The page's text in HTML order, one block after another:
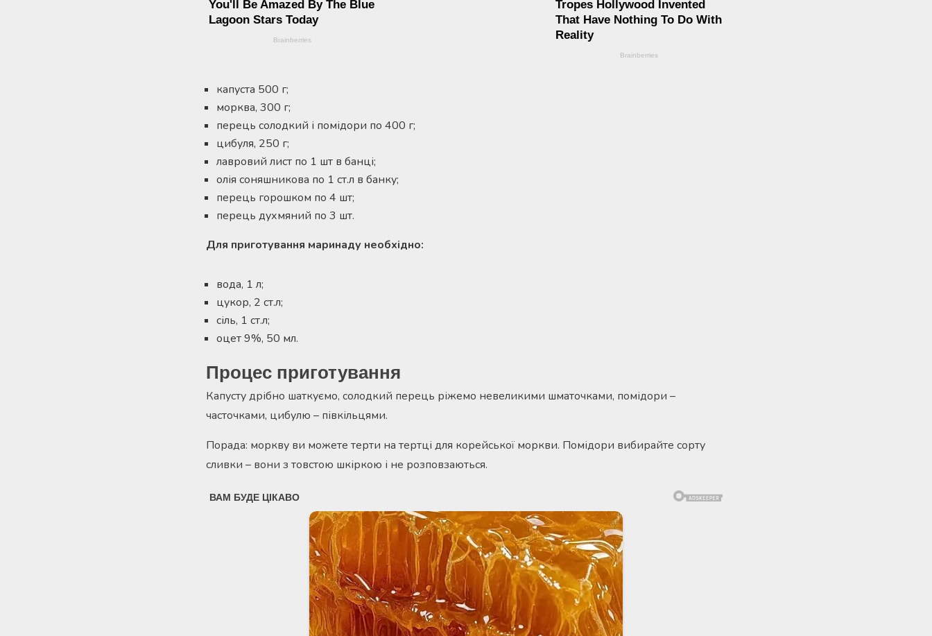
капуста 500 г;
морква, 300 г;
перець солодкий і помідори по 400 г;
цибуля, 250 г;
лавровий лист по 1 шт в банці;
олія соняшникова по 1 ст.л в банку;
перець горошком по 4 шт;
перець духмяний по 3 шт.
Для приготування маринаду необхідно:
вода, 1 л;
цукор, 2 ст.л;
сіль, 1 ст.л;
оцет 9%, 50 мл.
Процес приготування
Капусту дрібно шаткуємо, солодкий перець ріжемо невеликими шматочками, помідори –
часточками, цибулю – півкільцями.
Порада: моркву ви можете терти на тертці для корейської моркви. Помідори вибирайте сорту
сливки – вони з товстою шкіркою і не розповзаються.